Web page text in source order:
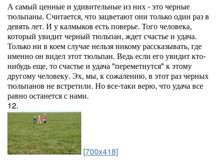
А самый ценные и удивительные из них - это черные
тюльпаны. Считается, что зацветают они только один раз в
девять лет. И у калмыков есть поверье. Того человека,
который увидит черный тюльпан, ждет счастье и удача.
Только ни в коем случае нельзя никому рассказывать, где
именно он видел этот тюльпан. Ведь если его увидит кто-
нибудь еще, то счастье и удача "переметнутся" к этому
другому человеку. Эх, мы, к сожалению, в этот раз черных
тюльпанов не встретили. Но все-таки верю, что удача все
равно останется с нами.
12.
[700x418]